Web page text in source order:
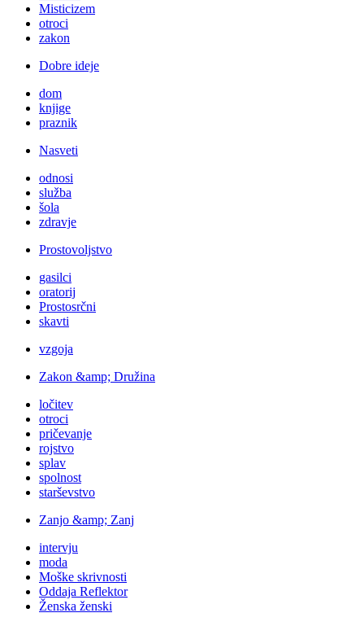
Misticizem
otroci
zakon
Dobre ideje
dom
knjige
praznik
Nasveti
odnosi
služba
šola
zdravje
Prostovoljstvo
gasilci
oratorij
Prostosrčni
skavti
vzgoja
Zakon &amp; Družina
ločitev
otroci
pričevanje
rojstvo
splav
spolnost
starševstvo
Zanjo &amp; Zanj
intervju
moda
Moške skrivnosti
Oddaja Reflektor
Ženska ženski